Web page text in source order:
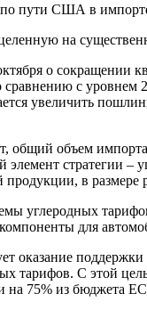
пути США в
на
о сокращении
с
увеличить
общий объем
элемент
продукции, в
углеродных
для
оказание
тарифов. С этой
на 75% из бюджета